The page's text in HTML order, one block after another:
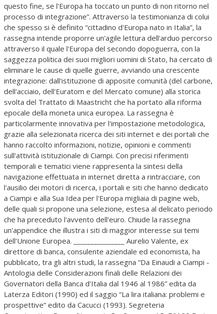
questo fine, se l'Europa ha toccato un punto di non ritorno nel
processo di integrazione”. Attraverso la testimonianza di colui
che spesso si è definito “cittadino d'Europa nato in Italia”, la
rassegna intende proporre un'agile lettura dell'arduo percorso
attraverso il quale l'Europa del secondo dopoguerra, con la
saggezza politica dei suoi migliori uomini di Stato, ha cercato di
eliminare le cause di quelle guerre, avviando una crescente
integrazione: dall'istituzione di apposite comunità (del carbone,
dell'acciaio, dell'Euratom e del Mercato comune) alla storica
svolta del Trattato di Maastricht che ha portato alla riforma
epocale della moneta unica europea. La rassegna è
particolarmente innovativa per l'impostazione metodologica,
grazie alla selezionata ricerca dei siti internet e dei portali che
hanno raccolto informazioni, notizie, opinioni e commenti
sull'attività istituzionale di Ciampi. Con precisi riferimenti
temporali e tematici viene rappresenta la sintesi della
navigazione effettuata in internet diretta a rintracciare, con
l'ausilio dei motori di ricerca, i portali e siti che hanno dedicato
a Ciampi e alla Sua Idea per l'Europa migliaia di pagine web,
delle quali si propone una selezione, estesa al delicato periodo
che ha preceduto l'avvento dell'euro. Chiude la rassegna
un'appendice che illustra i siti di maggior interesse sui temi
dell'Unione Europea. _______________ Aurelio Valente, ex
direttore di banca, consulente aziendale ed economista, ha
pubblicato, tra gli altri studi, la rassegna “Da Einaudi a Ciampi -
Antologia delle Considerazioni finali delle Relazioni dei
Governatori della Banca d'Italia dal 1946 al 1986” edita da
Laterza Editori (1990) ed il saggio “La lira italiana: problemi e
prospettive” edito da Cacucci (1993). Segreteria